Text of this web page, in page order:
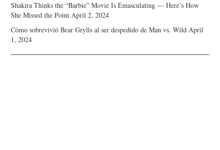
Shakira Thinks the “Barbie” Movie Is Emasculating — Here’s How
She Missed the Point April 2, 2024
Cómo sobrevivió Bear Grylls al ser despedido de Man vs. Wild April
1, 2024